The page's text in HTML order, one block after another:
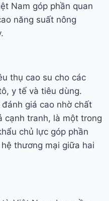
Nam góp phần quan
năng suất nông
thụ cao su cho các
y tế và tiêu dùng.
giá cao nhờ chất
cạnh tranh, là một trong
chủ lực góp phần
thương mại giữa hai